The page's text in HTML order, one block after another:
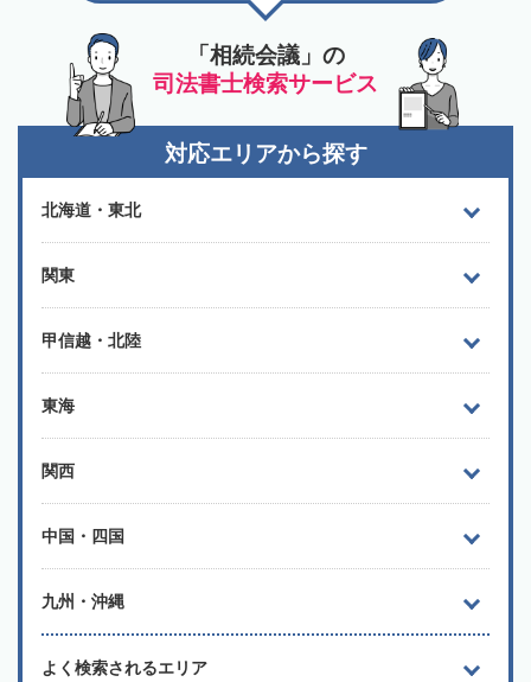
「相続会議」の
司法書士検索サービス
対応エリアから探す
北海道・東北
関東
甲信越・北陸
東海
関西
中国・四国
九州・沖縄
よく検索されるエリア